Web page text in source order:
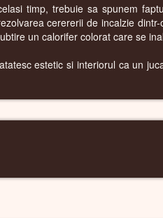
timp, trebuie sa spunem
cerererii de incalzie
un calorifer colorat care se
estetic si interiorul ca un